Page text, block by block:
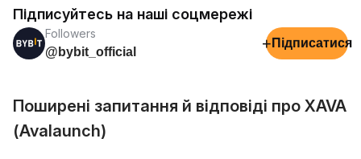
Підписуйтесь на наші соцмережі
Followers
@bybit_official
+ Підписатися
Поширені запитання й відповіді про XAVA
(Avalaunch)